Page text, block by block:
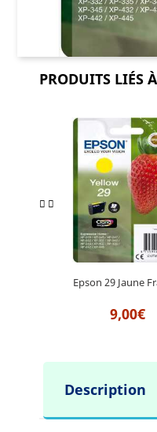
PRODUITS LIÉS
Epson 29 Jaune
9,00€
Description